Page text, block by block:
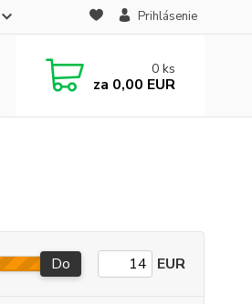
Prihlásenie
0 ks
za 0,00 EUR
Do EUR